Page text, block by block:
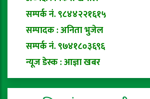
सम्पर्क नं. ९८४४२२१६१५
सम्पादक : अनिता भुजेल
सम्पर्क नं. ९७४१८०३६९६
न्यूज डेस्क : आज्ञा खबर